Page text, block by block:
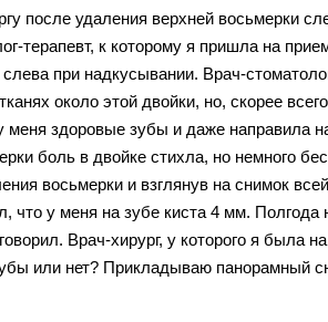
после удаления верхней восьмерки
терапевт, к которому я пришла на
при надкусывании. Врач-
около этой двойки, но, скорее
здоровые зубы и даже направила
боль в двойке стихла, но немного
восьмерки и взглянув на снимок
что у меня на зубе киста 4 мм.
Врач-хирург, у которого я была
или нет? Прикладываю панорамный